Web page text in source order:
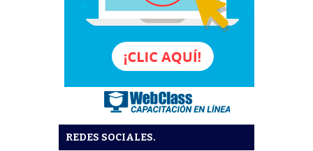
REDES SOCIALES.